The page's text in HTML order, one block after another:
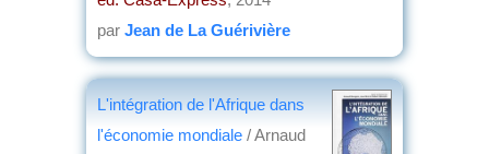
par Jean de La Guérivière
L'intégration de l'Afrique dans
l'économie mondiale / Arnaud